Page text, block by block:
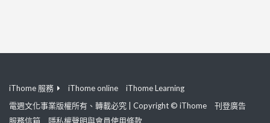
iThome 服務 iThome online
iThome Learning
電週文化事業版權所有、轉載必究 | Copyright © iThome
刊登廣告
服務信箱
隱私權聲明與會員使用條款